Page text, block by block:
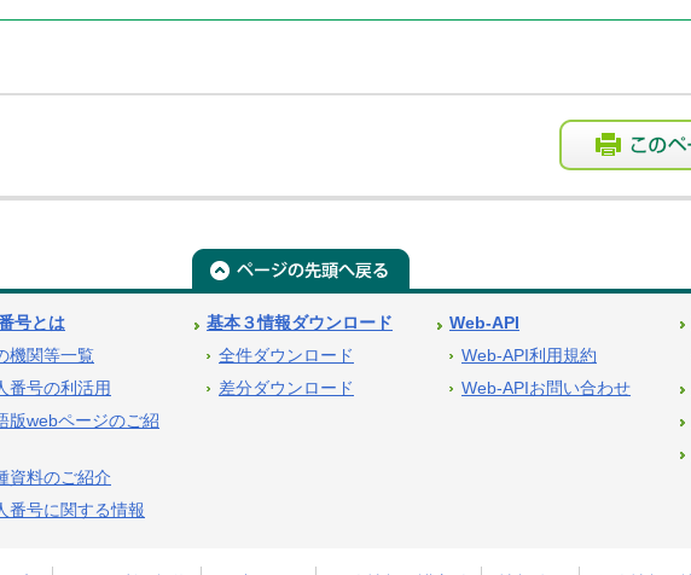
号とは
機関等一覧
番号の利活用
版webページのご紹
資料のご紹介
番号に関する情報
基本３情報ダウンロード
全件ダウンロード
差分ダウンロード
Web-API
Web-API利用規約
Web-APIお問い合わせ